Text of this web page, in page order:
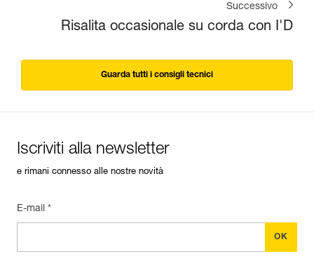
Successivo
Risalita occasionale su corda con I'D
Guarda tutti i consigli tecnici
Iscriviti alla newsletter
e rimani connesso alle nostre novità
E-mail *